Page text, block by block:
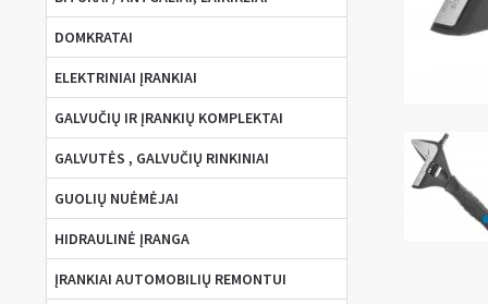
DOMKRATAI
ELEKTRINIAI ĮRANKIAI
GALVUČIŲ IR ĮRANKIŲ KOMPLEKTAI
GALVUTĖS , GALVUČIŲ RINKINIAI
GUOLIŲ NUĖMĖJAI
HIDRAULINĖ ĮRANGA
ĮRANKIAI AUTOMOBILIŲ REMONTUI